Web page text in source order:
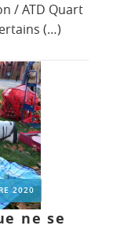
/ ATD Quart
(…)
2020
ne se